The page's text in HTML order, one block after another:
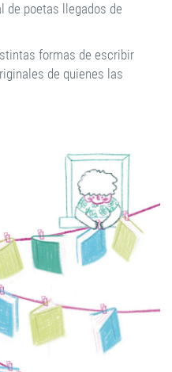
de poetas llegados de
formas de escribir
de quienes las